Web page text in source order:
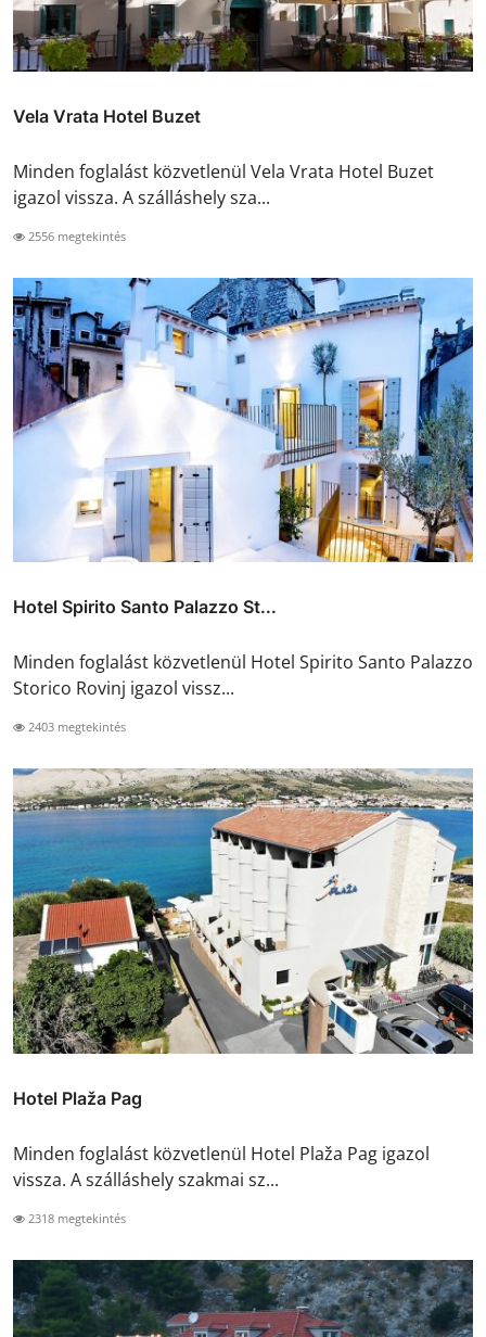
Vela Vrata Hotel Buzet
Minden foglalást közvetlenül Vela Vrata Hotel Buzet
igazol vissza. A szálláshely sza...
2556 megtekintés
Hotel Spirito Santo Palazzo St...
Minden foglalást közvetlenül Hotel Spirito Santo Palazzo
Storico Rovinj igazol vissz...
2403 megtekintés
Hotel Plaža Pag
Minden foglalást közvetlenül Hotel Plaža Pag igazol
vissza. A szálláshely szakmai sz...
2318 megtekintés